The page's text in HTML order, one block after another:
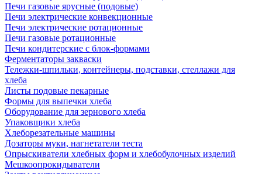
Печи газовые ярусные (подовые)
Печи электрические конвекционные
Печи электрические ротационные
Печи газовые ротационные
Печи кондитерские с блок-формами
Ферментаторы закваски
Тележки-шпильки, контейнеры, подставки, стеллажи для
хлеба
Листы подовые пекарные
Формы для выпечки хлеба
Оборудование для зернового хлеба
Упаковщики хлеба
Хлеборезательные машины
Дозаторы муки, нагнетатели теста
Опрыскиватели хлебных форм и хлебобулочных изделий
Мешкоопрокидыватели